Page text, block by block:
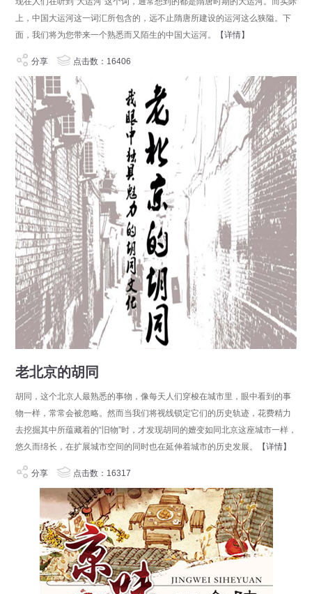
上，中国大运河这一词汇所包含的，远不止隋唐所建设的运河这么狭隘。下
面，我们将为您带来一个熟悉而又陌生的中国大运河。
【详情】
分享 点击数：16406
老北京的胡同
胡同，这个北京人最熟悉的事物，像每天人们穿梭在城市里，眼中看到的事
物一样，常常会被忽略。然而当我们将视线锁定它们的历史轨迹，花费精力
去挖掘其中所蕴藏着的“旧物”时，才发现胡同的嬗变如同北京这座城市一样，
悠久而绵长，在扩展城市空间的同时也在延伸着城市的历史发展。
【详情】
分享 点击数：16317